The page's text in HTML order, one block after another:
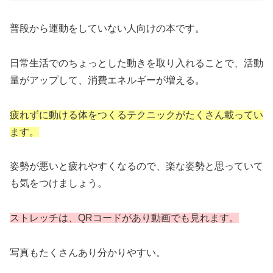
普段から運動をしていない人向けの本です。
日常生活でのちょっとした動きを取り入れることで、活動
量がアップして、消費エネルギーが増える。
疲れずに動ける体をつくるテクニックがたくさん載ってい
ます。
姿勢が悪いと疲れやすくなるので、楽な姿勢と思っていて
も気をつけましょう。
ストレッチは、QRコードがあり動画でも見れます。
写真もたくさんあり分かりやすい。